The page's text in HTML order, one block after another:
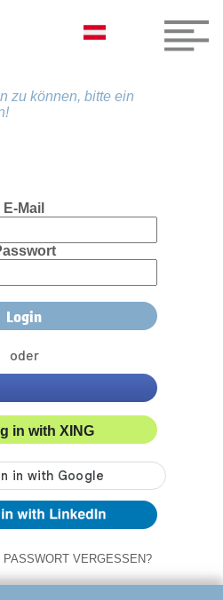
zu können, bitte ein
E-Mail
oder
in with XING
PASSWORT VERGESSEN?